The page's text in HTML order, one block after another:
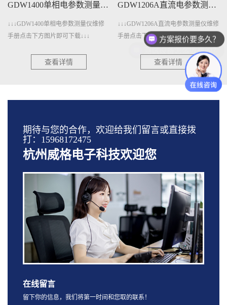
GDW1400单相电参数测量仪维修手册下载
单相电参数测量仪维修
方图片即可下载↓↓↓
GDW1206A直流电参数测量仪维修手册下载
↓↓↓GDW1206A直流电参数测量仪维修
手册点击下方图片即可下载↓↓↓
点击下方图
期待与您的合作，欢迎给我们留言或直接拨
打：15968172475
杭州威格电子科技欢迎您
在线留言
留下你的信息，我们将第一时间和您取的联系！
方案报价要多久？
测试设备怎么收费的？